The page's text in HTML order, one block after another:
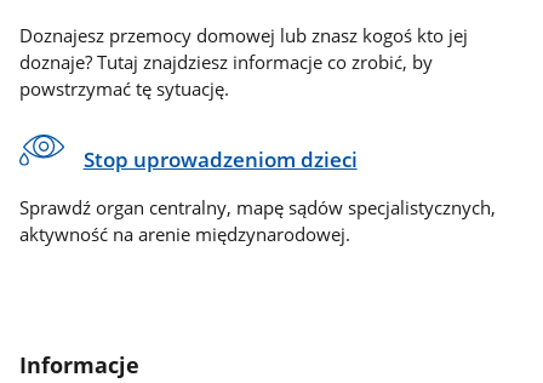
Doznajesz przemocy domowej lub znasz kogoś kto jej
doznaje? Tutaj znajdziesz informacje co zrobić, by
powstrzymać tę sytuację.
Stop uprowadzeniom dzieci
Sprawdź organ centralny, mapę sądów specjalistycznych,
aktywność na arenie międzynarodowej.
Informacje